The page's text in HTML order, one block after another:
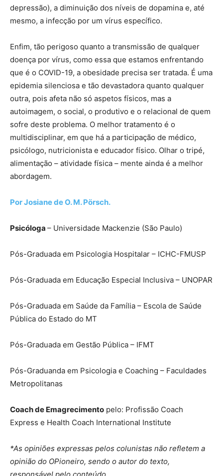
depressão), a diminuição dos níveis de dopamina e, até
mesmo, a infecção por um vírus específico.
Enfim, tão perigoso quanto a transmissão de qualquer
doença por vírus, como essa que estamos enfrentando
que é o COVID-19, a obesidade precisa ser tratada. É uma
epidemia silenciosa e tão devastadora quanto qualquer
outra, pois afeta não só aspetos físicos, mas a
autoimagem, o social, o produtivo e o relacional de quem
sofre deste problema. O melhor tratamento é o
multidisciplinar, em que há a participação de médico,
psicólogo, nutricionista e educador físico. Olhar o tripé,
alimentação – atividade física – mente ainda é a melhor
abordagem.
Por Josiane de O. M. Pörsch.
Psicóloga – Universidade Mackenzie (São Paulo)
Pós-Graduada em Psicologia Hospitalar – ICHC-FMUSP
Pós-Graduada em Educação Especial Inclusiva – UNOPAR
Pós-Graduada em Saúde da Família – Escola de Saúde
Pública do Estado do MT
Pós-Graduada em Gestão Pública – IFMT
Pós-Graduanda em Psicologia e Coaching – Faculdades
Metropolitanas
Coach de Emagrecimento pelo: Profissão Coach
Express e Health Coach International Institute
*As opiniões expressas pelos colunistas não refletem a
opinião do OPioneiro, sendo o autor do texto,
responsável pelo conteúdo.